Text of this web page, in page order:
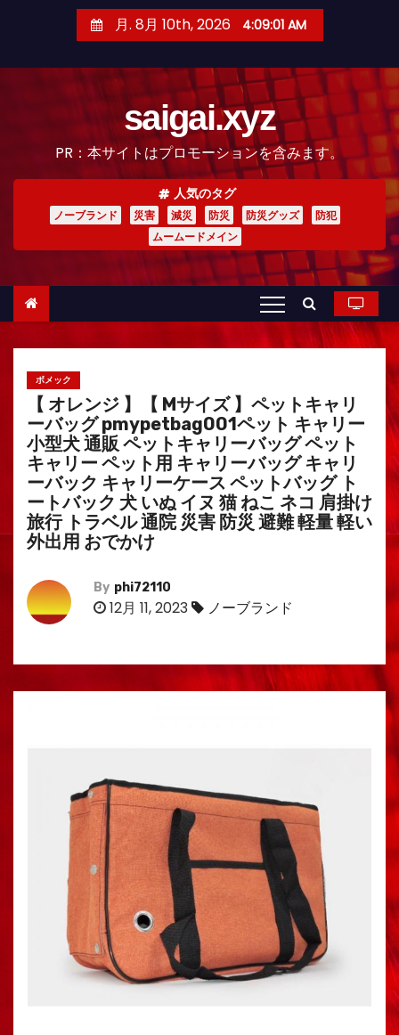
月. 8月 10th, 2026 4:09:03 AM
saigai.xyz
PR：本サイトはプロモーションを含みます。
人気のタグ
ノーブランド 災害 減災 防災 防災グッズ
防犯
ムームードメイン
ボメック
【 オレンジ 】【 Mサイズ 】ペットキャリ
ーバッグ pmypetbag001ペット キャリー
小型犬 通販 ペットキャリーバッグ ペット
キャリー ペット用 キャリーバッグ キャリ
ーバック キャリーケース ペットバッグ ト
ートバック 犬 いぬ イヌ 猫 ねこ ネコ 肩掛け
旅行 トラベル 通院 災害 防災 避難 軽量 軽い
外出用 おでかけ
By phi72110
12月 11, 2023 ノーブランド